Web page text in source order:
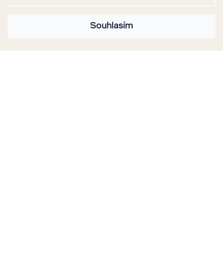
Souhlasím